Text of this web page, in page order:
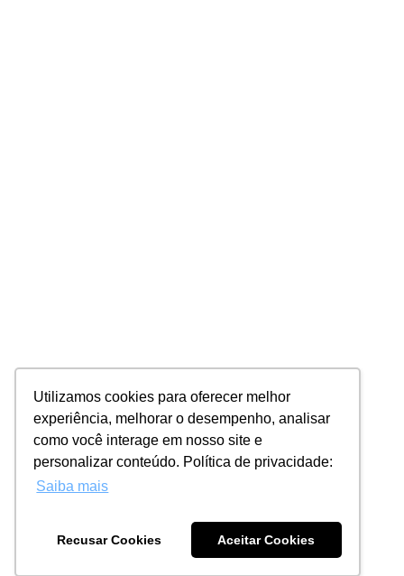
Utilizamos cookies para oferecer melhor
experiência, melhorar o desempenho, analisar
como você interage em nosso site e
personalizar conteúdo. Política de privacidade:
Saiba mais
Recusar Cookies Aceitar Cookies